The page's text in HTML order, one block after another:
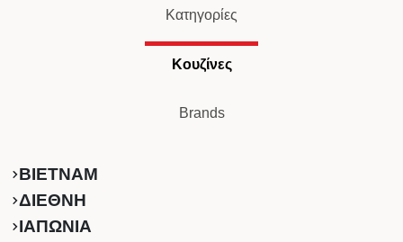
Κατηγορίες
Κουζίνες
Brands
ΒΙΕΤΝΑΜ
ΔΙΕΘΝΗ
ΙΑΠΩΝΙΑ